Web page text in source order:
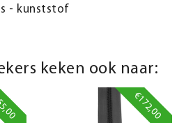
- kunststof
keken ook naar:
€172,00